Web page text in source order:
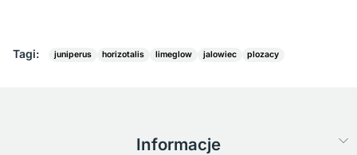
Tagi: juniperus horizotalis limeglow jalowiec plozacy
Informacje